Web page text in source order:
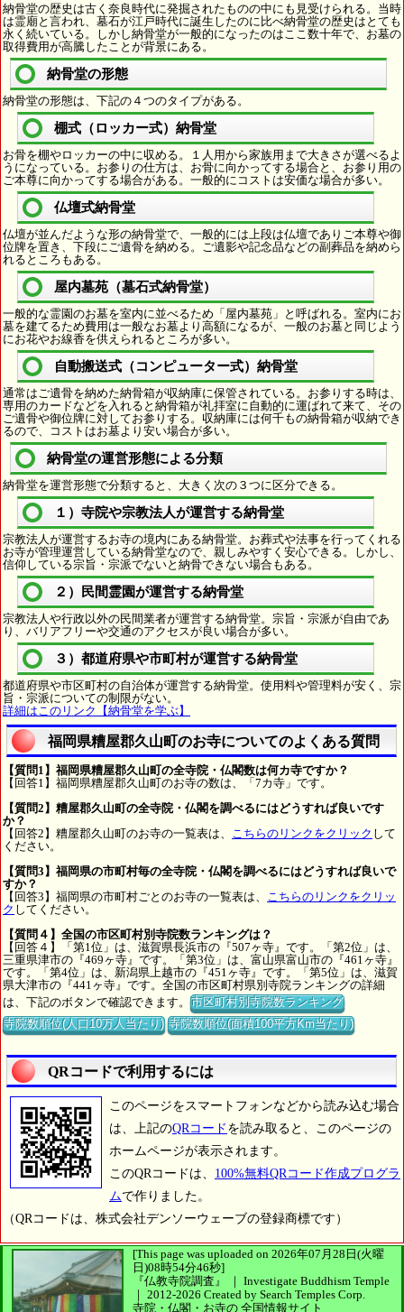
納骨堂の歴史は古く奈良時代に発掘されたものの中にも見受けられる。当時
は霊廟と言われ、墓石が江戸時代に誕生したのに比べ納骨堂の歴史はとても
永く続いている。しかし納骨堂が一般的になったのはここ数十年で、お墓の
取得費用が高騰したことが背景にある。
納骨堂の形態
納骨堂の形態は、下記の４つのタイプがある。
棚式（ロッカー式）納骨堂
お骨を棚やロッカーの中に収める。１人用から家族用まで大きさが選べるよ
うになっている。お参りの仕方は、お骨に向かってする場合と、お参り用の
ご本尊に向かってする場合がある。一般的にコストは安価な場合が多い。
仏壇式納骨堂
仏壇が並んだような形の納骨堂で、一般的には上段は仏壇でありご本尊や御
位牌を置き、下段にご遺骨を納める。ご遺影や記念品などの副葬品を納めら
れるところもある。
屋内墓苑（墓石式納骨堂）
一般的な霊園のお墓を室内に並べるため「屋内墓苑」と呼ばれる。室内にお
墓を建てるため費用は一般なお墓より高額になるが、一般のお墓と同じよう
にお花やお線香を供えられるところが多い。
自動搬送式（コンピューター式）納骨堂
通常はご遺骨を納めた納骨箱が収納庫に保管されている。お参りする時は、
専用のカードなどを入れると納骨箱が礼拝室に自動的に運ばれて来て、その
ご遺骨や御位牌に対してお参りする。収納庫には何千もの納骨箱が収納でき
るので、コストはお墓より安い場合が多い。
納骨堂の運営形態による分類
納骨堂を運営形態で分類すると、大きく次の３つに区分できる。
１）寺院や宗教法人が運営する納骨堂
宗教法人が運営するお寺の境内にある納骨堂。お葬式や法事を行ってくれる
お寺が管理運営している納骨堂なので、親しみやすく安心できる。しかし、
信仰している宗旨・宗派でないと納骨できない場合もある。
２）民間霊園が運営する納骨堂
宗教法人や行政以外の民間業者が運営する納骨堂。宗旨・宗派が自由であ
り、バリアフリーや交通のアクセスが良い場合が多い。
３）都道府県や市町村が運営する納骨堂
都道府県や市区町村の自治体が運営する納骨堂。使用料や管理料が安く、宗
旨・宗派についての制限がない。
詳細はこのリンク【納骨堂を学ぶ】
福岡県糟屋郡久山町のお寺についてのよくある質問
【質問1】福岡県糟屋郡久山町の全寺院・仏閣数は何カ寺ですか？
【回答1】福岡県糟屋郡久山町のお寺の数は、「7カ寺」です。
【質問2】糟屋郡久山町の全寺院・仏閣を調べるにはどうすれば良いです
か？
【回答2】糟屋郡久山町のお寺の一覧表は、
こちらのリンクをクリック して
ください。
【質問3】福岡県の市町村毎の全寺院・仏閣を調べるにはどうすれば良いで
すか？
【回答3】福岡県の市町村ごとのお寺の一覧表は、
こちらのリンクをクリッ
ク してください。
【質問４】全国の市区町村別寺院数ランキングは？
【回答４】「第1位」は、滋賀県長浜市の『507ヶ寺』です。「第2位」は、
三重県津市の『469ヶ寺』です。「第3位」は、富山県富山市の『461ヶ寺』
です。「第4位」は、新潟県上越市の『451ヶ寺』です。「第5位」は、滋賀
県大津市の『441ヶ寺』です。全国の市区町村県別寺院ランキングの詳細
は、下記のボタンで確認できます。市区町村別寺院数ランキング
寺院数順位(人口10万人当たり) 寺院数順位(面積100平方Km当たり)
QRコードで利用するには
このページをスマートフォンなどから読み込む場合
は、上記のQRコード を読み取ると、このページの
ホームページが表示されます。
このQRコードは、 100%無料QRコード作成プログラ
ムで作りました。
（QRコードは、株式会社デンソーウェーブの登録商標です）
[This page was uploaded on 2026年07月28日(火曜
日)08時54分46秒]
『仏教寺院調査』 ｜ Investigate Buddhism Temple
｜ 2012-2026 Created by Search Temples Corp.
寺院・仏閣・お寺の 全国情報サイト